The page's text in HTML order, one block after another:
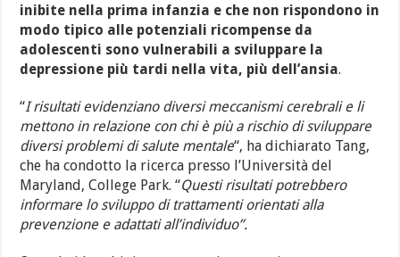
inibite nella prima infanzia e che non rispondono in
modo tipico alle potenziali ricompense da
adolescenti sono vulnerabili a sviluppare la
depressione più tardi nella vita, più dell’ansia.
“I risultati evidenziano diversi meccanismi cerebrali e li
mettono in relazione con chi è più a rischio di sviluppare
diversi problemi di salute mentale“, ha dichiarato Tang,
che ha condotto la ricerca presso l’Università del
Maryland, College Park. “Questi risultati potrebbero
informare lo sviluppo di trattamenti orientati alla
prevenzione e adattati all’individuo”.